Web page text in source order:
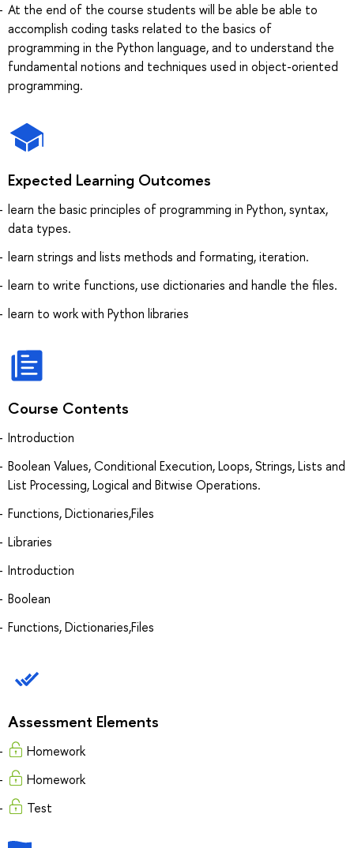
At the end of the course students will be able be able to
accomplish coding tasks related to the basics of
programming in the Python language, and to understand the
fundamental notions and techniques used in object-oriented
programming.
Expected Learning Outcomes
learn the basic principles of programming in Python, syntax,
data types.
learn strings and lists methods and formating, iteration.
learn to write functions, use dictionaries and handle the files.
learn to work with Python libraries
Course Contents
Introduction
Boolean Values, Conditional Execution, Loops, Strings, Lists and
List Processing, Logical and Bitwise Operations.
Functions, Dictionaries,Files
Libraries
Introduction
Boolean
Functions, Dictionaries,Files
Assessment Elements
Homework
Homework
Test